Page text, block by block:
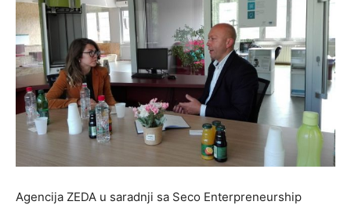
Agencija ZEDA u saradnji sa Seco Enterpreneurship